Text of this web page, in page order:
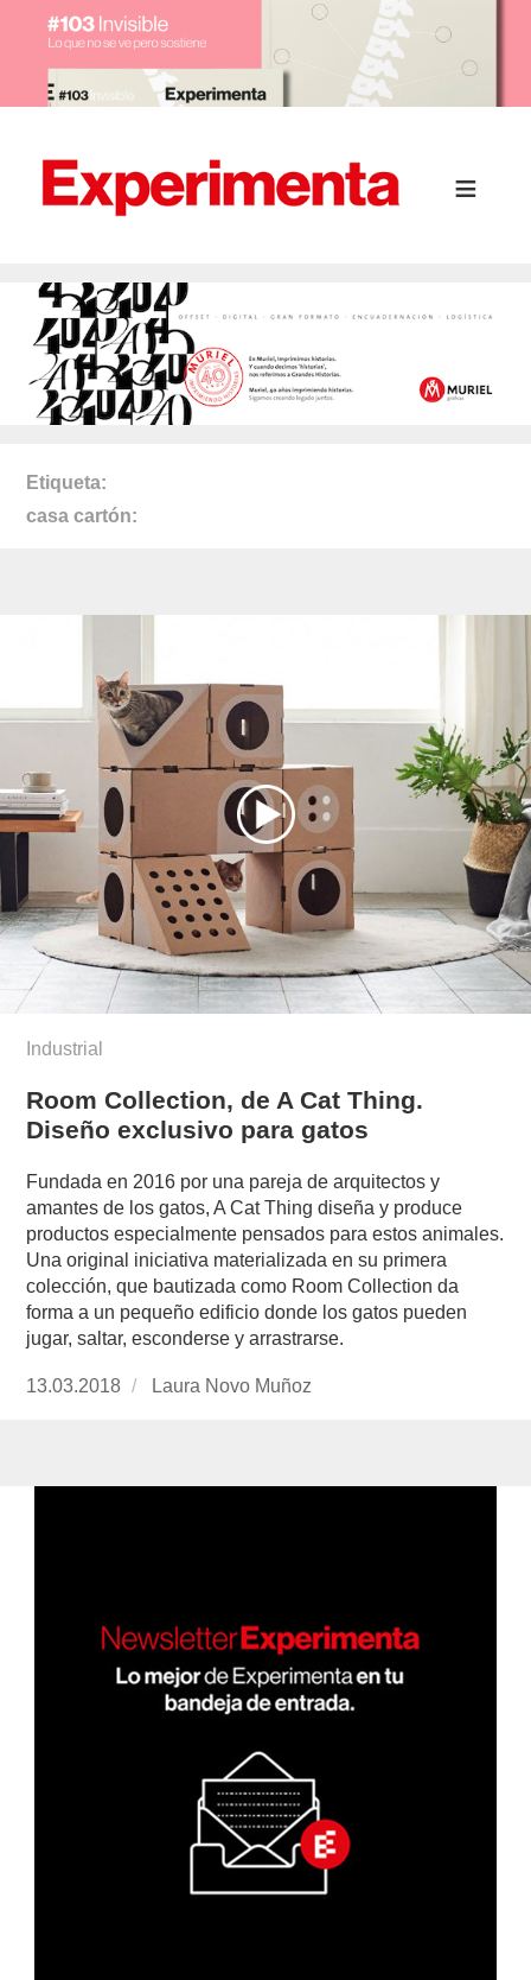
Etiqueta
casa cartón
Industrial
Room Collection, de A Cat Thing.
Diseño exclusivo para gatos
Fundada en 2016 por una pareja de arquitectos y
amantes de los gatos, A Cat Thing diseña y produce
productos especialmente pensados para estos animales.
Una original iniciativa materializada en su primera
colección, que bautizada como Room Collection da
forma a un pequeño edificio donde los gatos pueden
jugar, saltar, esconderse y arrastrarse.
Publicado
13.03.2018
https://www.experimenta.es/author/laura-
Laura Novo Muñoz